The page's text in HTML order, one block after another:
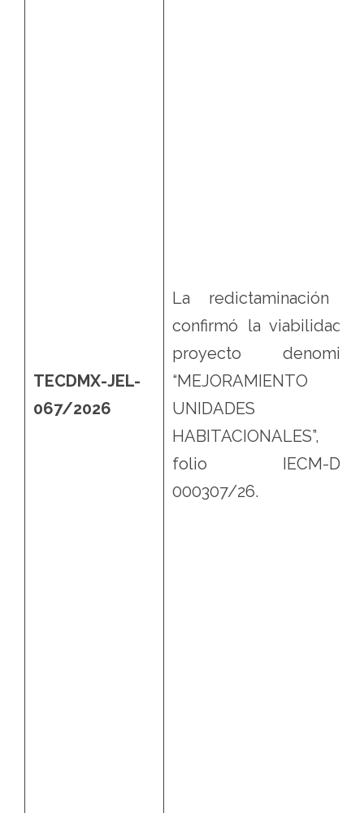
TECDMX-JEL-
067/2026
La redictaminación
confirmó la viabilidad
proyecto
“MEJORAMIENTO
UNIDADES
HABITACIONALES”,
folio IECM-
000307/26.